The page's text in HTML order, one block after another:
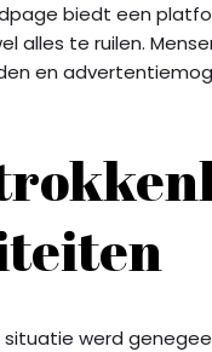
biedt een
alles te ruilen.
en
werd